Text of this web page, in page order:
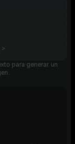
para generar un